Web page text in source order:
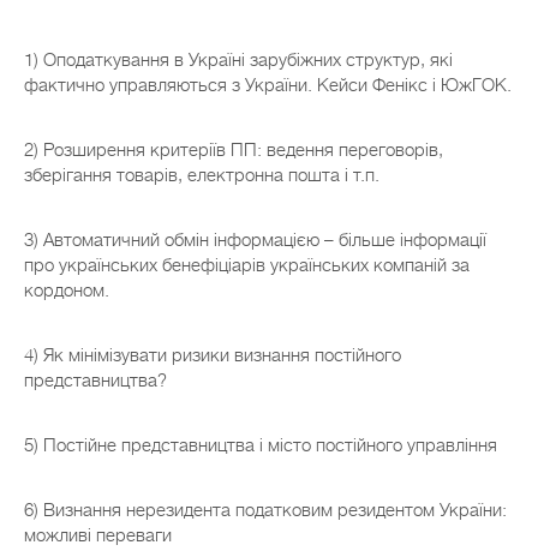
1) Оподаткування в Україні зарубіжних структур, які
фактично управляються з України. Кейси Фенікс і ЮжГОК.
2) Розширення критеріїв ПП: ведення переговорів,
зберігання товарів, електронна пошта і т.п.
3) Автоматичний обмін інформацією – більше інформації
про українських бенефіціарів українських компаній за
кордоном.
4) Як мінімізувати ризики визнання постійного
представництва?
5) Постійне представництва і місто постійного управління
6) Визнання нерезидента податковим резидентом України:
можливі переваги